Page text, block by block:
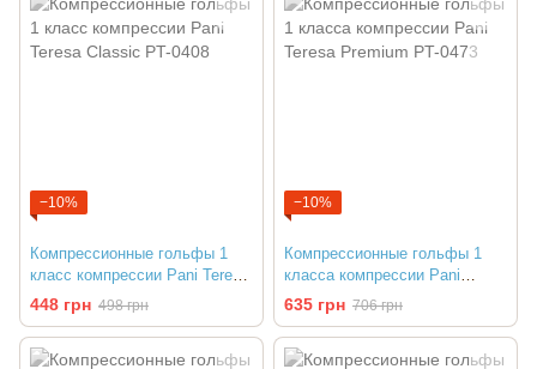
−10%
Компрессионные гольфы 1
класс компрессии Pani Teresa
Classic PT-0408
448 грн 498 грн
−10%
Компрессионные гольфы 1
класса компрессии Pani
Teresa Premium PT-0473
635 грн 706 грн